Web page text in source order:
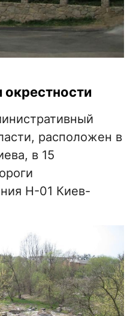
расположен в
в 15
Н-01 Киев-